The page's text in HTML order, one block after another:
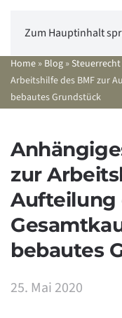
Zum Hauptinhalt
Home » Blog » Steuerrecht
Arbeitshilfe des BMF zur
bebautes Grundstück
zur
Aufteilung
bebautes
25. Mai 2020